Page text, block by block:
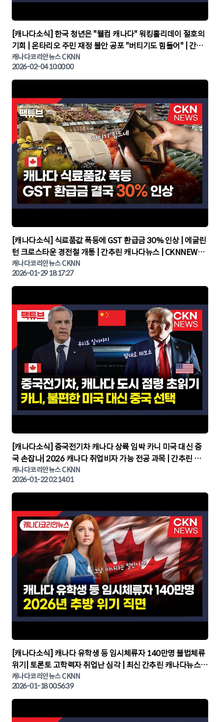
▶
[캐나다소식] 한국 청년은 "웰컴 캐나다" 워킹홀리데이 절호의
기회 | 온타리오 주민 재정 불안 공포 "버티기도 힘들어" | 간추
린 캐나다뉴스 | CKNNEWS, 캐나다코리안뉴스
캐나다코리안뉴스 CKNN
2026-02-04 10:00:00
▶
[캐나다소식] 식료품값 폭등에 GST 환급금 30% 인상 | 에글린
턴 크로스타운 경전철 개통 | 간추린 캐나다뉴스 | CKNNEWS,
캐나다코리안뉴스
캐나다코리안뉴스 CKNN
2026-01-29 18:17:27
▶
[캐나다소식] 중국전기차 캐나다 상륙 임박 카니 미국 대신 중
국 손잡나| 2026 캐나다 취업비자 가능 전공 과목 | 간추린 캐
나다뉴스 | CKNNEWS, 캐나다코리안뉴스
캐나다코리안뉴스 CKNN
2026-01-22 02:14:01
▶
[캐나다소식] 캐나다 유학생 등 임시체류자 140만명 불법체류
위기| 토론토 고학력자 취업난 심각 | 최신 간추린 캐나다뉴스 |
CKNNEWS, 캐나다코리안뉴스
캐나다코리안뉴스 CKNN
2026-01-18 00:56:39